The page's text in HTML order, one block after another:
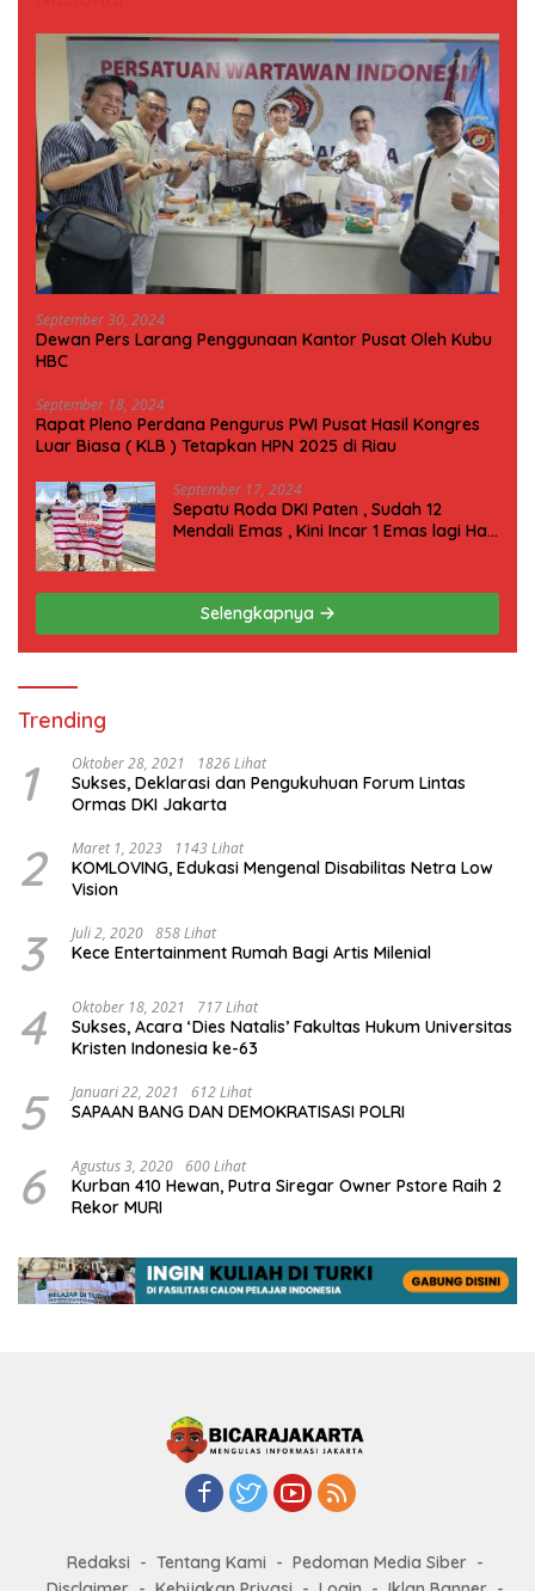
September 30, 2024
Dewan Pers Larang Penggunaan Kantor Pusat Oleh Kubu
HBC
September 18, 2024
Rapat Pleno Perdana Pengurus PWI Pusat Hasil Kongres
Luar Biasa ( KLB ) Tetapkan HPN 2025 di Riau
September 17, 2024
Sepatu Roda DKI Paten , Sudah 12
Mendali Emas , Kini Incar 1 Emas lagi Hari
Selengkapnya
Trending
1 Oktober 28, 2021 1826 Lihat
Sukses, Deklarasi dan Pengukuhuan Forum Lintas
Ormas DKI Jakarta
2 Maret 1, 2023 1143 Lihat
KOMLOVING, Edukasi Mengenal Disabilitas Netra Low
Vision
3 Juli 2, 2020 858 Lihat
Kece Entertainment Rumah Bagi Artis Milenial
4 Oktober 18, 2021 717 Lihat
Sukses, Acara ‘Dies Natalis’ Fakultas Hukum Universitas
Kristen Indonesia ke-63
5 Januari 22, 2021 612 Lihat
SAPAAN BANG DAN DEMOKRATISASI POLRI
6 Agustus 3, 2020 600 Lihat
Kurban 410 Hewan, Putra Siregar Owner Pstore Raih 2
Rekor MURI
Redaksi Tentang Kami
Pedoman Media Siber